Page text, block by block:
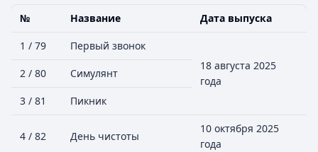
№ Название Дата выпуска
1 / 79
Первый звонок
18 августа 2025
года
2 / 80 Симулянт
3 / 81 Пикник
4 / 82 День чистоты
10 октября 2025
года